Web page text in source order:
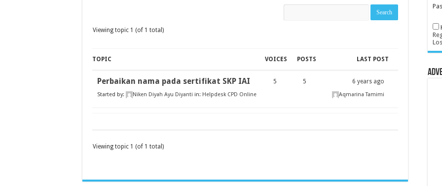
Viewing topic 1 (of 1 total)
TOPIC VOICES POSTS LAST POST
Perbaikan nama pada sertifikat SKP IAI
Started by: Niken Diyah Ayu Diyanti in: Helpdesk CPD Online
5 5 6 years ago
Aqmarina Tamimi
Viewing topic 1 (of 1 total)